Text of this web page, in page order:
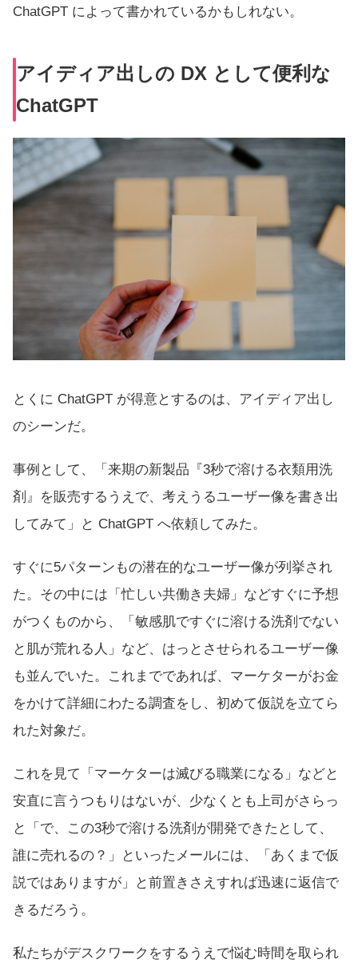
ChatGPT によって書かれているかもしれない。
アイディア出しの DX として便利な
ChatGPT
とくに ChatGPT が得意とするのは、アイディア出し
のシーンだ。
事例として、「来期の新製品『3秒で溶ける衣類用洗
剤』を販売するうえで、考えうるユーザー像を書き出
してみて」と ChatGPT へ依頼してみた。
すぐに5パターンもの潜在的なユーザー像が列挙され
た。その中には「忙しい共働き夫婦」などすぐに予想
がつくものから、「敏感肌ですぐに溶ける洗剤でない
と肌が荒れる人」など、はっとさせられるユーザー像
も並んでいた。これまでであれば、マーケターがお金
をかけて詳細にわたる調査をし、初めて仮説を立てら
れた対象だ。
これを見て「マーケターは滅びる職業になる」などと
安直に言うつもりはないが、少なくとも上司がさらっ
と「で、この3秒で溶ける洗剤が開発できたとして、
誰に売れるの？」といったメールには、「あくまで仮
説ではありますが」と前置きさえすれば迅速に返信で
きるだろう。
私たちがデスクワークをするうえで悩む時間を取られ